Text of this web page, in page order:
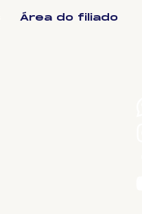
Área do filiado